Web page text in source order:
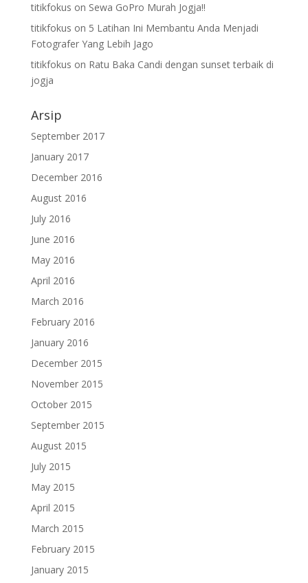
titikfokus on Sewa GoPro Murah Jogja!!
titikfokus on 5 Latihan Ini Membantu Anda Menjadi
Fotografer Yang Lebih Jago
titikfokus on Ratu Baka Candi dengan sunset terbaik di
jogja
Arsip
September 2017
January 2017
December 2016
August 2016
July 2016
June 2016
May 2016
April 2016
March 2016
February 2016
January 2016
December 2015
November 2015
October 2015
September 2015
August 2015
July 2015
May 2015
April 2015
March 2015
February 2015
January 2015